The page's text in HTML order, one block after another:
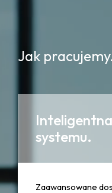
Jak pracujemy.
systemu.
Zaawansowane